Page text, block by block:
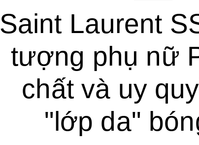
Saint Laurent
tượng phụ nữ
chất và uy
"lớp da"